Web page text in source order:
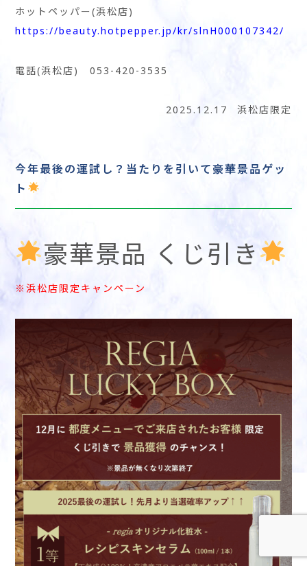
ホットペッパー(浜松店)
https://beauty.hotpepper.jp/kr/slnH000107342/
電話(浜松店) 053-420-3535
2025.12.17 浜松店限定
今年最後の運試し？当たりを引いて豪華景品ゲッ
ト
豪華景品 くじ引き
※浜松店限定キャンペーン